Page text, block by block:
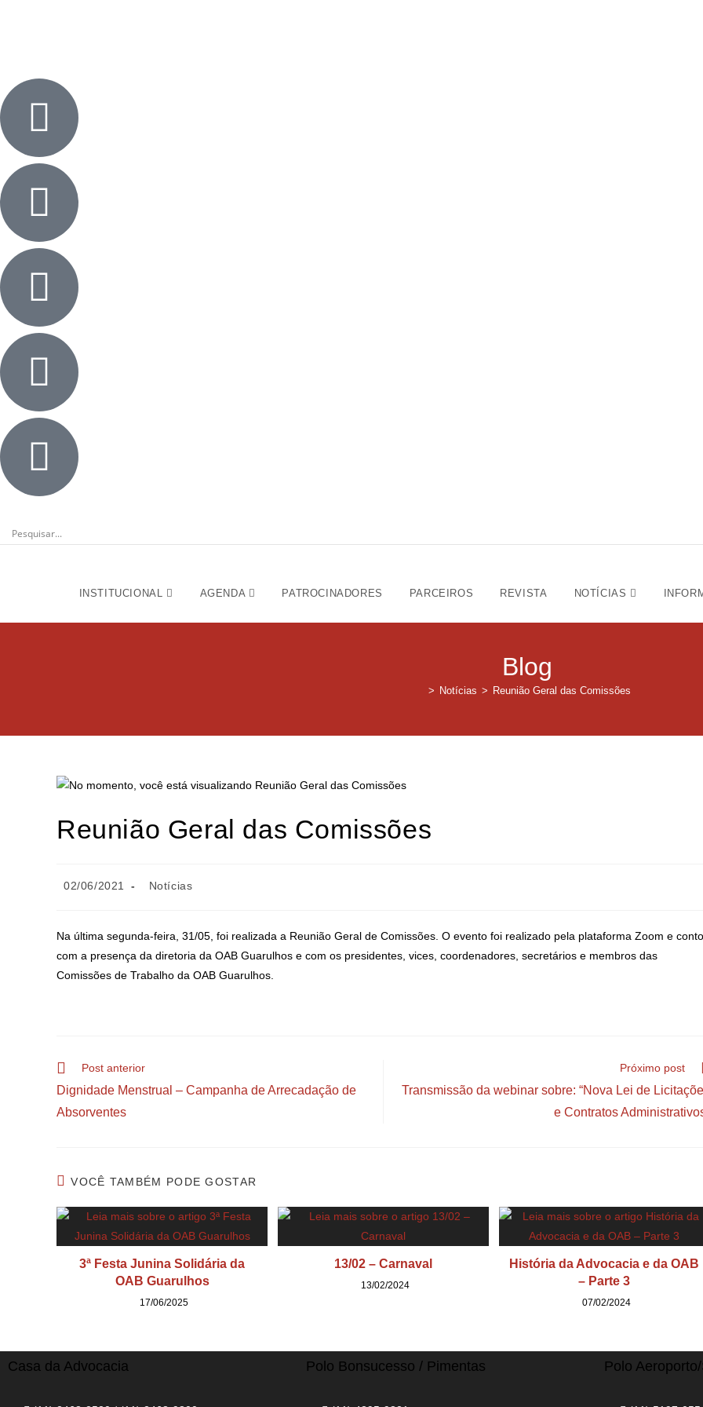
INSTITUCIONAL AGENDA PATROCINADORES PARCEIROS REVISTA NOTÍCIAS
Blog
> Notícias > Reunião Geral das Comissões
Reunião Geral das Comissões
02/06/2021 Notícias
Na última segunda-feira, 31/05, foi realizada a Reunião Geral de Comissões. O evento foi realizado pela plataforma Zoom e
com a presença da diretoria da OAB Guarulhos e com os presidentes, vices, coordenadores, secretários e membros das
Comissões de Trabalho da OAB Guarulhos.
Post anterior
Dignidade Menstrual – Campanha de Arrecadação de
Absorventes
Próximo post
Transmissão da webinar sobre: “Nova Lei de
e Contratos
VOCÊ TAMBÉM PODE GOSTAR
3ª Festa Junina Solidária da
OAB Guarulhos
17/06/2025
13/02 – Carnaval
13/02/2024
História da Advocacia e da OAB
– Parte 3
07/02/2024
Casa da Advocacia Polo Bonsucesso / Pimentas Polo